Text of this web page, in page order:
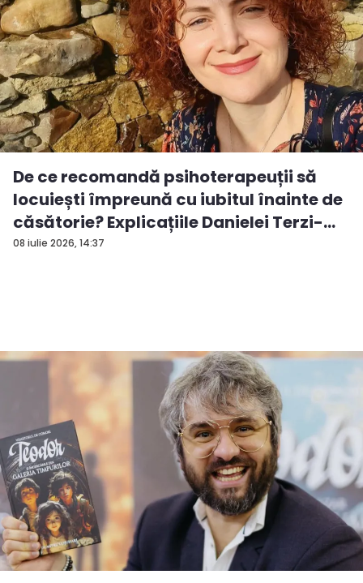
08 iulie 2026, 14:37
De ce recomandă psihoterapeuții să
locuiești împreună cu iubitul înainte de
căsătorie? Explicațiile Danielei Terzi-...